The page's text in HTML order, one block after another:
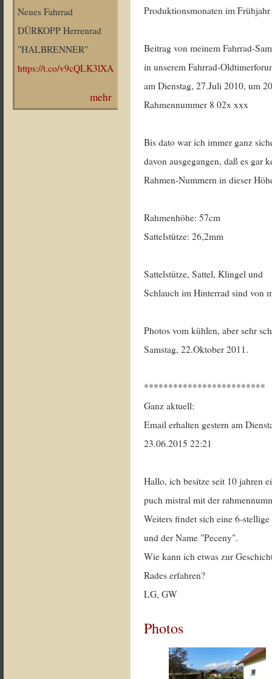
Neues Fahrrad
DÜRKOPP Herrenrad
"HALBRENNER"
https://t.co/v9cQLK3lXA
mehr
Produktionsmonaten im
Beitrag von meinem Fahrrad-
in unserem Fahrrad-
am Dienstag, 27.Juli 2010, um
Rahmennummer 8 02x xxx
Bis dato war ich immer ganz
davon ausgegangen, daß es gar
Rahmen-Nummern in dieser
Rahmenhöhe: 57cm
Sattelstütze: 26,2mm
Sattelstütze, Sattel, Klingel und
Schlauch im Hinterrad sind von
Photos vom kühlen, aber sehr
Samstag, 22.Oktober 2011.
*************************
Ganz aktuell:
Email erhalten gestern am
23.06.2015 22:21
Hallo, ich besitze seit 10 jahren
puch mistral mit der
Weiters findet sich eine 6-
und der Name "Peceny".
Wie kann ich etwas zur
Rades erfahren?
LG, GW
Photos